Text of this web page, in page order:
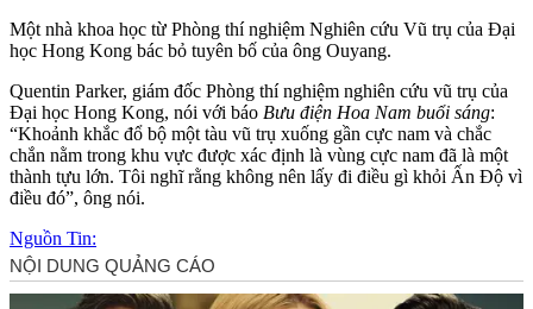
Một nhà khoa học từ Phòng thí nghiệm Nghiên cứu Vũ trụ của Đại
học Hong Kong bác bỏ tuyên bố của ông Ouyang.
Quentin Parker, giám đốc Phòng thí nghiệm nghiên cứu vũ trụ của
Đại học Hong Kong, nói với báo Bưu điện Hoa Nam buổi sáng:
“Khoảnh khắc đổ bộ một tàu vũ trụ xuống gần cực nam và chắc
chắn nằm trong khu vực được xác định là vùng cực nam đã là một
thành tựu lớn. Tôi nghĩ rằng không nên lấy đi điều gì khỏi Ấn Độ vì
điều đó”, ông nói.
Nguồn Tin: